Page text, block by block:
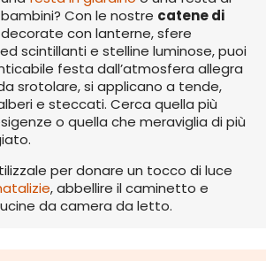
Con le nostre catene di
decorate con lanterne, sfere
scintillanti e stelline luminose, puoi
festa dall’atmosfera allegra
srotolare, si applicano a tende,
e steccati. Cerca quella più
o quella che meraviglia di più
per donare un tocco di luce
, abbellire il caminetto e
da camera da letto.